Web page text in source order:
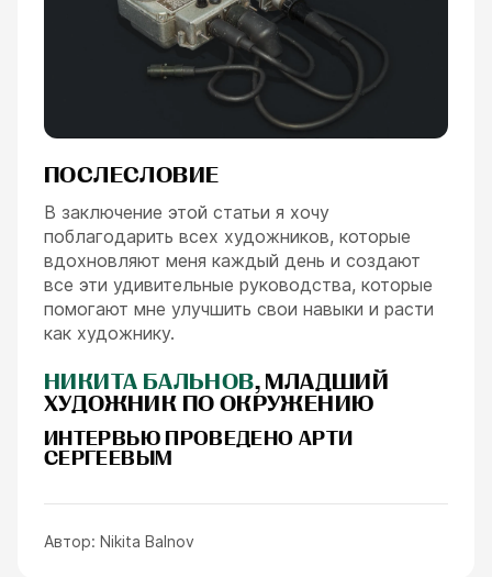
ПОСЛЕСЛОВИЕ
В заключение этой статьи я хочу
поблагодарить всех художников, которые
вдохновляют меня каждый день и создают
все эти удивительные руководства, которые
помогают мне улучшить свои навыки и расти
как художнику.
НИКИТА БАЛЬНОВ, МЛАДШИЙ
ХУДОЖНИК ПО ОКРУЖЕНИЮ
ИНТЕРВЬЮ ПРОВЕДЕНО АРТИ
СЕРГЕЕВЫМ
Автор: Nikita Balnov